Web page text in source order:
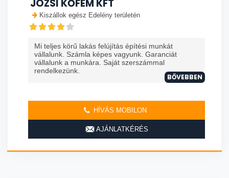
JÓZSI KŐFEM KFT
Kiszállok egész Edelény területén
Mi teljes körű lakás felújítás építési munkát
vállalunk. Számla képes vagyunk. Garanciát
vállalunk a munkára. Saját szerszámmal
rendelkezünk.
BŐVEBBEN
HÍVÁS MOBILON
AJÁNLATKÉRÉS